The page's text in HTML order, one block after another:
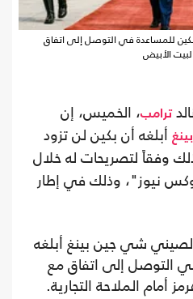
للمساعدة في التوصل إلى اتفاق
الأبيض
ترامب، الخميس، إن
أبلغه أن بكين لن تزود
وفقاً لتصريحات له خلال
نيوز"، وذلك في إطار
شي جين بينغ أبلغه
التوصل إلى اتفاق مع
أمام الملاحة التجارية.